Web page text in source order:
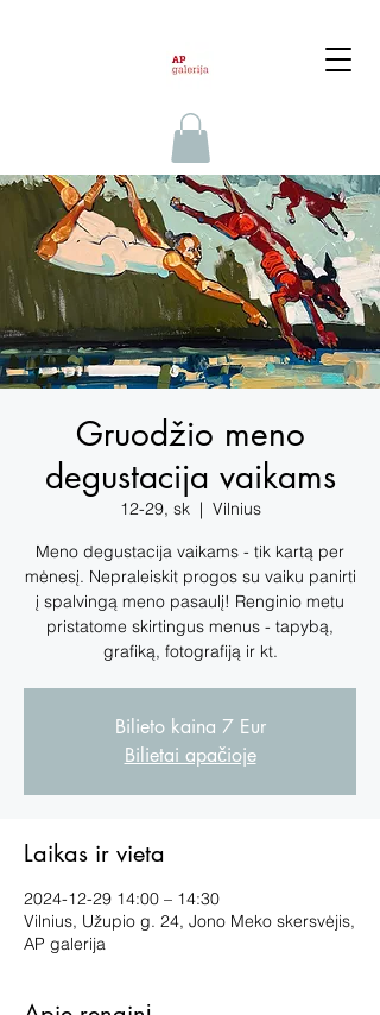
Gruodžio meno
degustacija vaikams
12-29, sk
  |
Vilnius
Meno degustacija vaikams - tik kartą per
mėnesį. Nepraleiskit progos su vaiku panirti
į spalvingą meno pasaulį! Renginio metu
pristatome skirtingus menus - tapybą,
grafiką, fotografiją ir kt.
Bilieto kaina 7 Eur
Bilietai apačioje
Laikas ir vieta
2024-12-29 14:00 – 14:30
Vilnius, Užupio g. 24, Jono Meko skersvėjis,
AP galerija